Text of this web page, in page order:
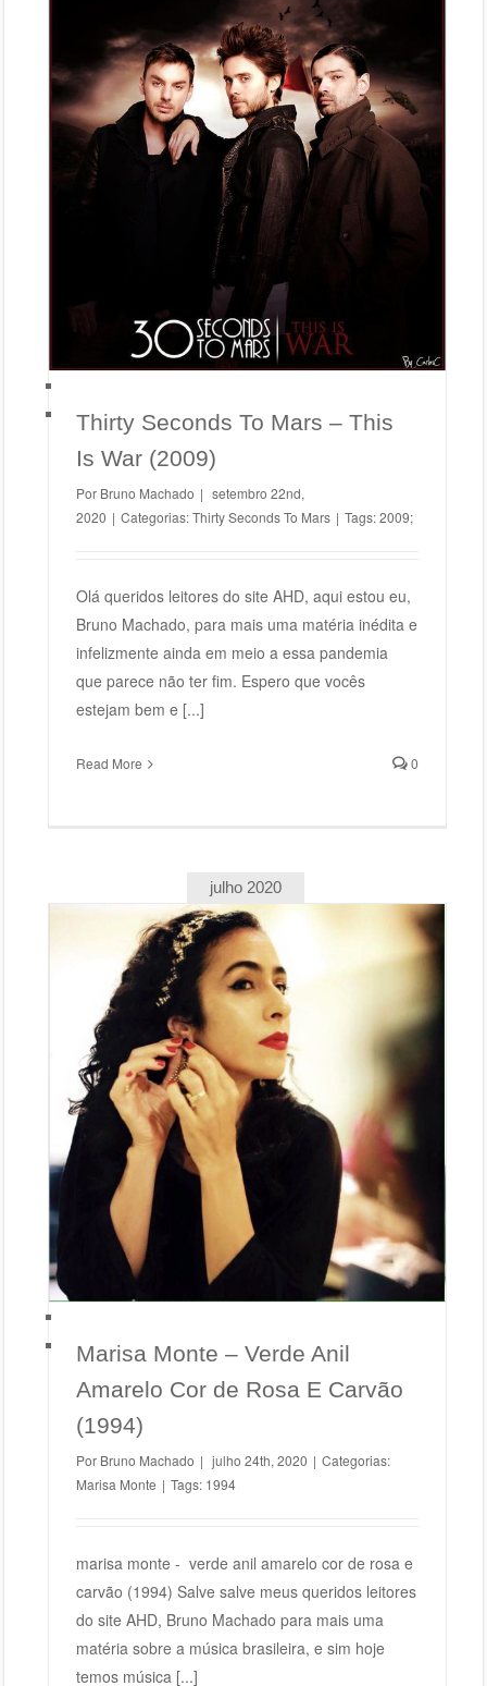
Thirty Seconds To Mars – This Is War (2009)
Thirty Seconds To Mars
Thirty Seconds To Mars – This
Is War (2009)
Por Bruno Machado | setembro 22nd,
2020 | Categorias:Thirty Seconds To Mars | Tags:2009;
Olá queridos leitores do site AHD, aqui estou eu,
Bruno Machado, para mais uma matéria inédita e
infelizmente ainda em meio a essa pandemia
que parece não ter fim. Espero que vocês
estejam bem e [...]
Read More 0
julho 2020
Marisa Monte – Verde Anil Amarelo Cor de Rosa E
Carvão (1994)
Marisa Monte
Marisa Monte – Verde Anil
Amarelo Cor de Rosa E Carvão
(1994)
Por Bruno Machado | julho 24th, 2020 | Categorias:
Marisa Monte | Tags: 1994
marisa monte - verde anil amarelo cor de rosa e
carvão (1994) Salve salve meus queridos leitores
do site AHD, Bruno Machado para mais uma
matéria sobre a música brasileira, e sim hoje
temos música [...]